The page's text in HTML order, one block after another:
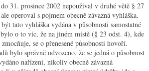
31. prosince 2002 nepoužíval v druhé větě § 27
operoval s pojmem obecně závazná vyhláška.
tato vyhláška vydána v působnosti samostatné
o to víc, že na jiném místě (§ 23 odst. 4), kde
se o přenesené působnosti hovoří.
bylo správně odvozeno, že se jedná o působnost
nařízení, nikoliv obecně závazná